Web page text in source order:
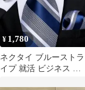
¥ 1,780
ネクタイ ブルーストラ
イプ 就活 ビジネス パ